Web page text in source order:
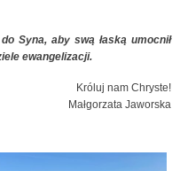
Syna, aby swą łaską umocnił
ewangelizacji.
Króluj nam Chryste!
Małgorzata Jaworska